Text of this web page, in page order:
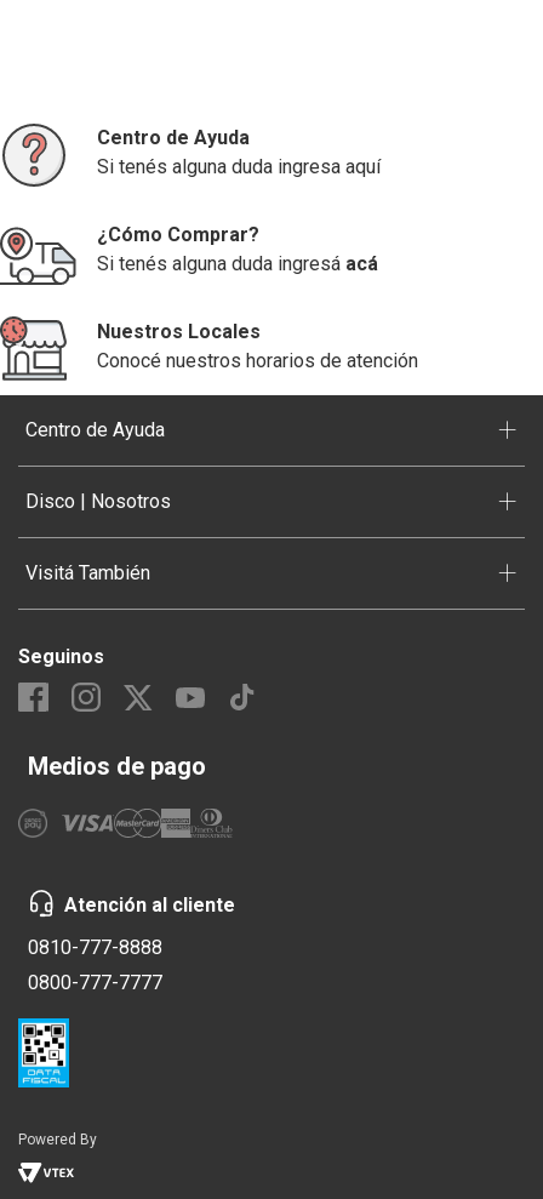
Centro de Ayuda
Si tenés alguna duda ingresa aquí
¿Cómo Comprar?
Si tenés alguna duda ingresá acá
Nuestros Locales
Conocé nuestros horarios de atención
Centro de Ayuda +
Disco | Nosotros +
Visitá También +
Seguinos
Medios de pago
Atención al cliente
0810-777-8888
0800-777-7777
Powered By